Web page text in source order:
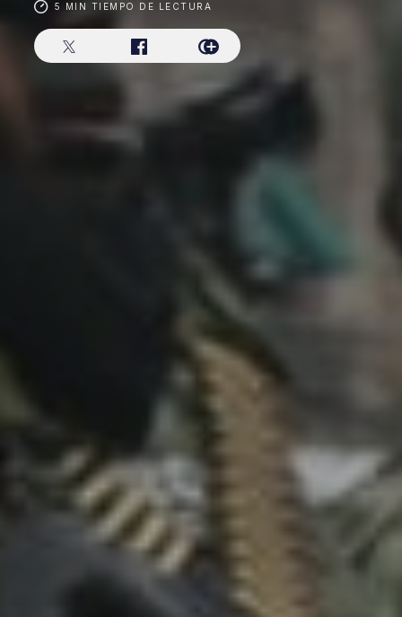
5 MIN TIEMPO DE LECTURA